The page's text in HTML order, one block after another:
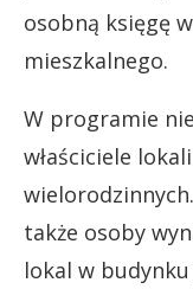
osobną księgę
mieszkalnego.
W programie
właściciele
także osoby
lokal w